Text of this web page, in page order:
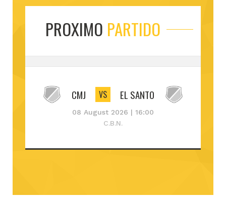
PROXIMO PARTIDO
CMJ VS EL SANTO
08 August 2026 | 16:00
C.B.N.